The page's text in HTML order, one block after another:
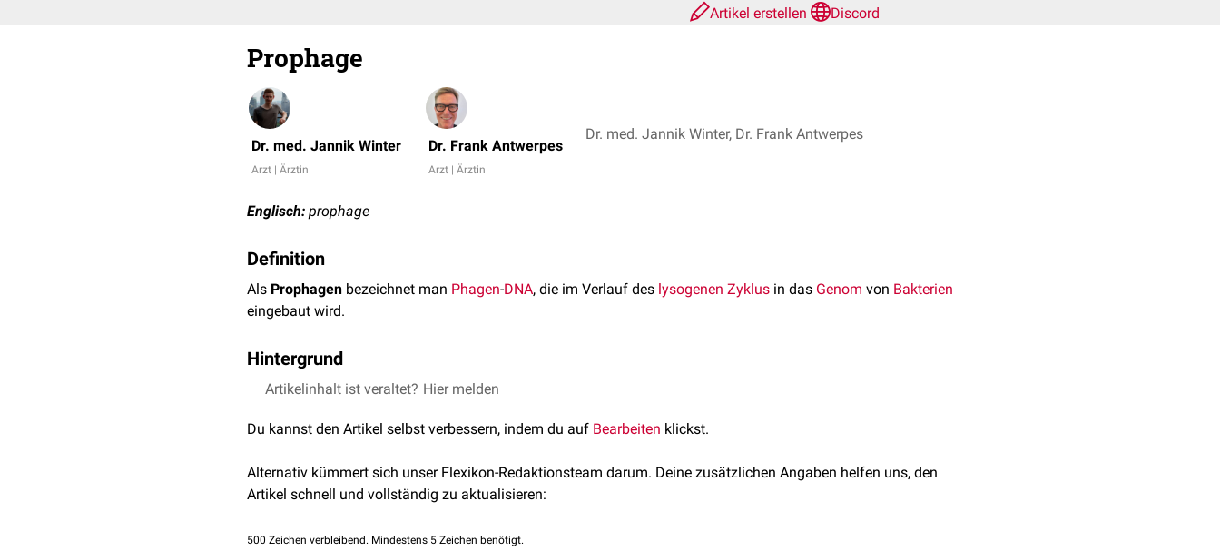
Artikel erstellen
Discord
Prophage
Dr. med. Jannik Winter
Arzt | Ärztin
Dr. Frank Antwerpes
Arzt | Ärztin
Dr. med. Jannik Winter, Dr. Frank Antwerpes
Englisch: prophage
Definition
Als Prophagen bezeichnet man Phagen-DNA, die im Verlauf des lysogenen Zyklus in das Genom von Bakterien
eingebaut wird.
Hintergrund
Viren, die ihre DNA in dasGenomeines Bakteriums einbauen können, bezeichnet man als
Artikelinhalt ist veraltet? Hier melden
Du kannst den Artikel selbst verbessern, indem du auf Bearbeiten klickst.
Alternativ kümmert sich unser Flexikon-Redaktionsteam darum. Deine zusätzlichen Angaben helfen uns, den
Artikel schnell und vollständig zu aktualisieren:
500 Zeichen verbleibend. Mindestens 5 Zeichen benötigt.